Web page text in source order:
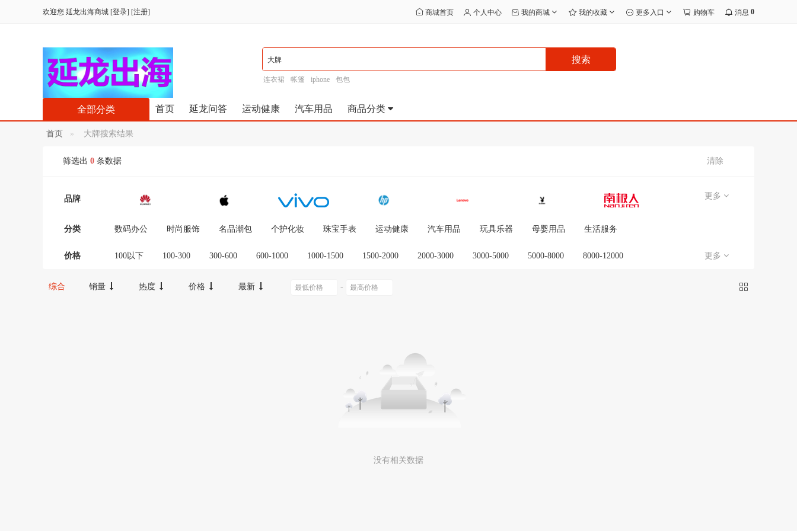
欢迎您 延龙出海商城 [登录] [注册] 商城首页 个人中心 我的商城 我的收藏 更多入口 购物车 消息 0
搜索
连衣裙 帐篷 iphone 包包
首页 延龙问答 运动健康 汽车用品 商品分类
全部分类
首页 大牌搜索结果
筛选出 0 条数据 清除
品牌 更多
分类 数码办公 时尚服饰 名品潮包 个护化妆 珠宝手表 运动健康 汽车用品 玩具乐器 母婴用品 生活服务
价格 100以下 100-300 300-600 600-1000 1000-1500 1500-2000 2000-3000 3000-5000 5000-8000 8000-12000 更多
综合 销量 热度 价格 最新 -
没有相关数据